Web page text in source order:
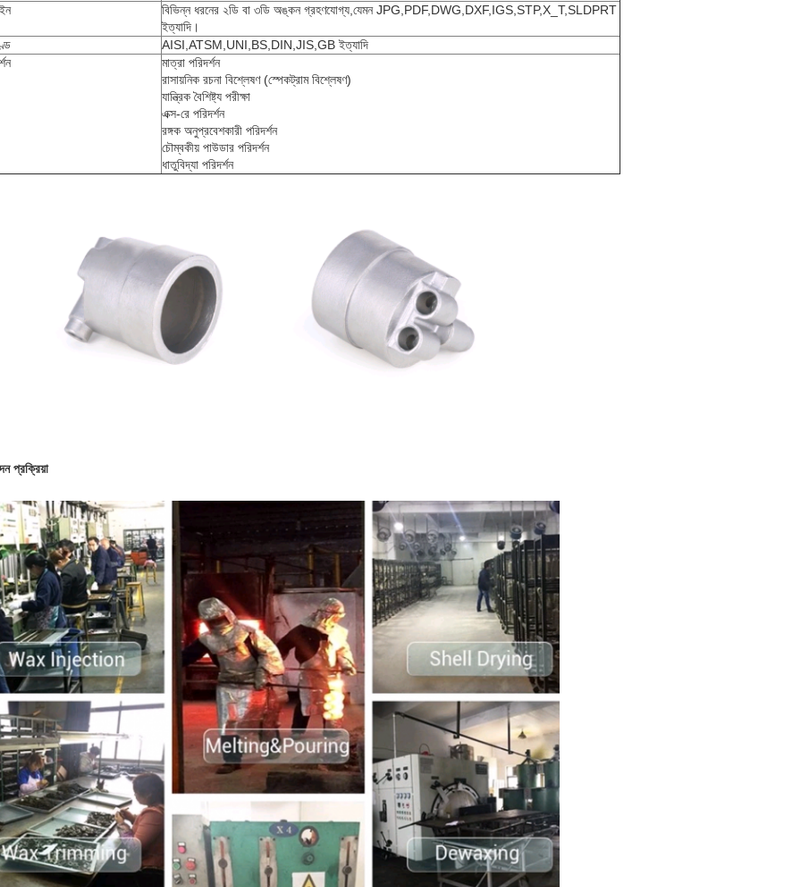
বিভিন্ন ধরনের ২ডি বা ৩ডি অঙ্কন গ্রহণযোগ্য,যেমন JPG,PDF,DWG,DXF,IGS,STP,X_T,SLDPRT
ইত্যাদি।
AISI,ATSM,UNI,BS,DIN,JIS,GB ইত্যাদি
মাত্রা পরিদর্শন
রাসায়নিক রচনা বিশ্লেষণ (স্পেকট্রাম বিশ্লেষণ)
যান্ত্রিক বৈশিষ্ট্য পরীক্ষা
এক্স-রে পরিদর্শন
রঙ্গক অনুপ্রবেশকারী পরিদর্শন
চৌম্বকীয় পাউডার পরিদর্শন
ধাতুবিদ্যা পরিদর্শন
প্রক্রিয়া